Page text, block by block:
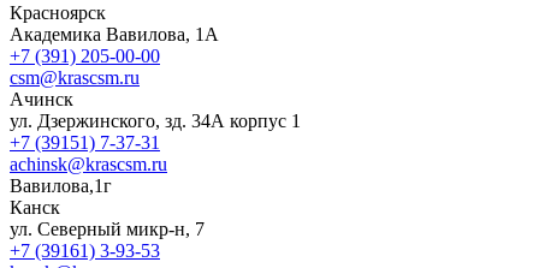
Красноярск
Академика Вавилова, 1А
+7 (391) 205-00-00
csm@krascsm.ru
Ачинск
ул. Дзержинского, зд. 34А корпус 1
+7 (39151) 7-37-31
achinsk@krascsm.ru
Вавилова,1г
Канск
ул. Северный микр-н, 7
+7 (39161) 3-93-53